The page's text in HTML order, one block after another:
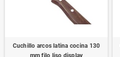
Cuchillo arcos latina cocina 130
mm filo liso display